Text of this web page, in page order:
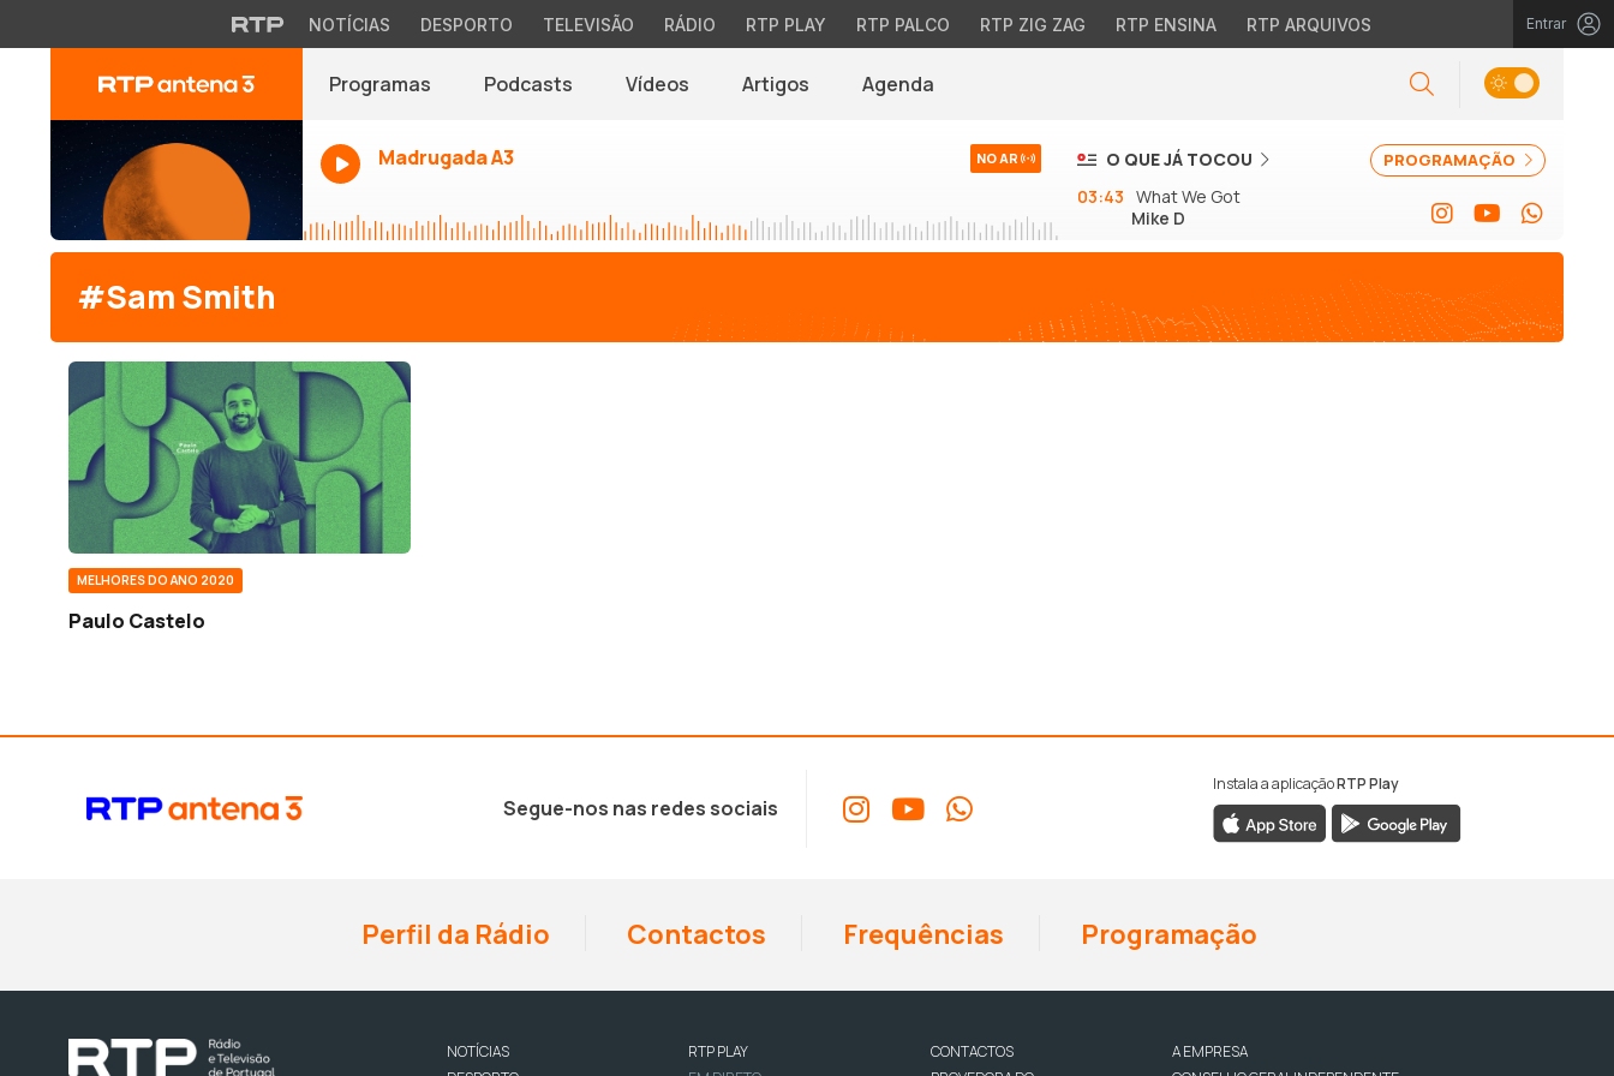
NOTÍCIAS DESPORTO TELEVISÃO RÁDIO RTP PLAY RTP PALCO RTP ZIG ZAG RTP ENSINA RTP ARQUIVOS Entrar
Programas Podcasts Vídeos Artigos Agenda
Madrugada A3 NO AR PROGRAMAÇÃO
O QUE JÁ TOCOU
03:43 What We Got
Mike D
#Sam Smith
MELHORES DO ANO 2020
Paulo Castelo
Segue-nos nas redes sociais
Instala a aplicaçãoRTP Play
Perfil da Rádio Contactos Frequências Programação
NOTÍCIAS
RTP PLAY
CONTACTOS
A EMPRESA